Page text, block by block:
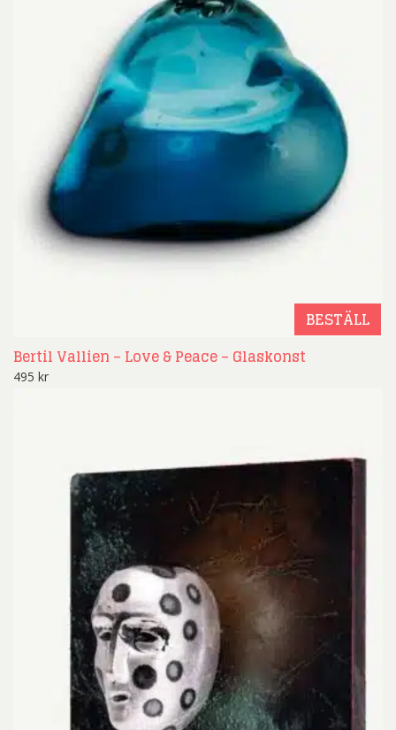
BESTÄLL
Bertil Vallien – Love & Peace – Glaskonst
495 kr